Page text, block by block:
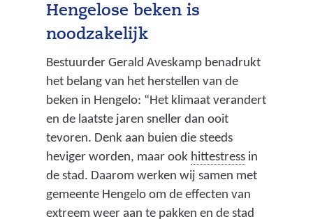
Hengelose beken is
noodzakelijk
Bestuurder Gerald Aveskamp benadrukt
het belang van het herstellen van de
beken in Hengelo: “Het klimaat verandert
en de laatste jaren sneller dan ooit
tevoren. Denk aan buien die steeds
heviger worden, maar ook hittestress(
p
r
o
in
de stad. Daarom werken wij samen met
gemeente Hengelo om de effecten van
extreem weer aan te pakken en de stad